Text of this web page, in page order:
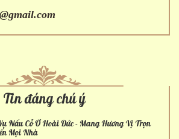
Tin đáng chú ý
Nấu Cỗ Ở Hoài Đức - Mang Hương Vị Trọn
Mọi Nhà